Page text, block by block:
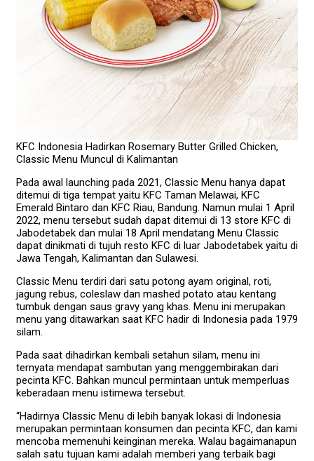
KFC Indonesia Hadirkan Rosemary Butter Grilled Chicken,
Classic Menu Muncul di Kalimantan
Pada awal launching pada 2021, Classic Menu hanya dapat
ditemui di tiga tempat yaitu KFC Taman Melawai, KFC
Emerald Bintaro dan KFC Riau, Bandung. Namun mulai 1 April
2022, menu tersebut sudah dapat ditemui di 13 store KFC di
Jabodetabek dan mulai 18 April mendatang Menu Classic
dapat dinikmati di tujuh resto KFC di luar Jabodetabek yaitu di
Jawa Tengah, Kalimantan dan Sulawesi.
Classic Menu terdiri dari satu potong ayam original, roti,
jagung rebus, coleslaw dan mashed potato atau kentang
tumbuk dengan saus gravy yang khas. Menu ini merupakan
menu yang ditawarkan saat KFC hadir di Indonesia pada 1979
silam.
Pada saat dihadirkan kembali setahun silam, menu ini
ternyata mendapat sambutan yang menggembirakan dari
pecinta KFC. Bahkan muncul permintaan untuk memperluas
keberadaan menu istimewa tersebut.
“Hadirnya Classic Menu di lebih banyak lokasi di Indonesia
merupakan permintaan konsumen dan pecinta KFC, dan kami
mencoba memenuhi keinginan mereka. Walau bagaimanapun
salah satu tujuan kami adalah memberi yang terbaik bagi